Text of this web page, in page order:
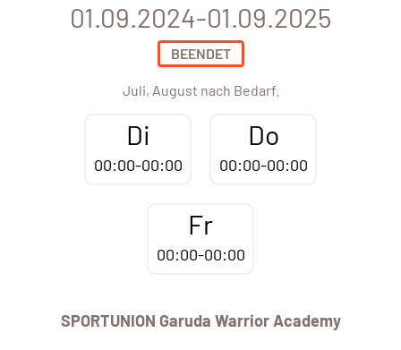
01.09.2024-01.09.2025
BEENDET
Juli, August nach Bedarf.
Di
00:00-00:00
Do
00:00-00:00
Fr
00:00-00:00
SPORTUNION Garuda Warrior Academy